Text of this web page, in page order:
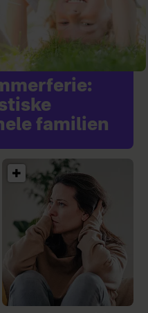
familien